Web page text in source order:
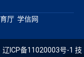
厅 学信网
辽ICP备11020003号-1 技